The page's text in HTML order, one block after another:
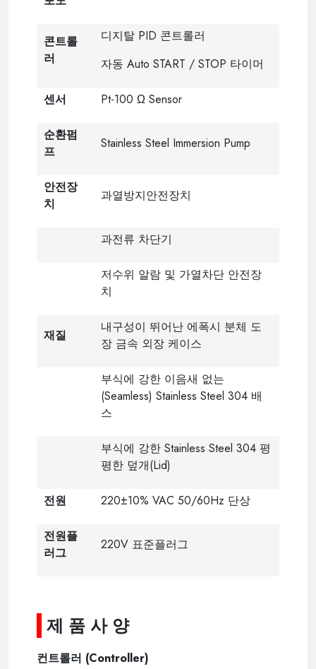
콘트롤
러
디지탈 PID 콘트롤러
자동 Auto START / STOP 타이머
센서 Pt-100 Ω Sensor
순환펌
프
Stainless Steel Immersion Pump
안전장
치
과열방지안전장치
과전류 차단기
저수위 알람 및 가열차단 안전장
치
재질
내구성이 뛰어난 에폭시 분체 도
장 금속 외장 케이스
부식에 강한 이음새 없는
(Seamless) Stainless Steel 304 배
스
부식에 강한 Stainless Steel 304 평
평한 덮개(Lid)
전원 220±10% VAC 50/60Hz 단상
전원플
러그
220V 표준플러그
제 품 사 양
컨트롤러 (Controller)